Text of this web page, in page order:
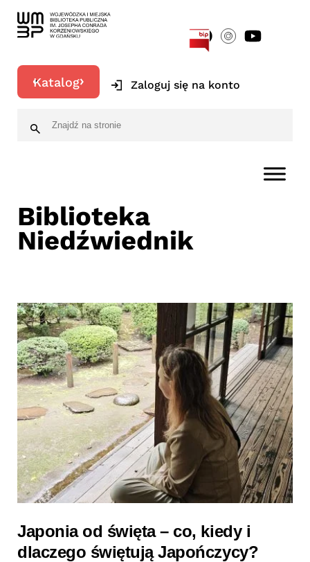
Katalog Zaloguj się na konto
Biblioteka
Niedźwiednik
Japonia od święta – co, kiedy i
dlaczego świętują Japończycy?